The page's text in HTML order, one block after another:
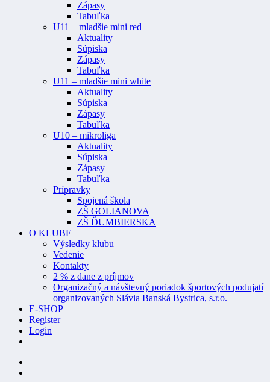
Zápasy
Tabuľka
U11 – mladšie mini red
Aktuality
Súpiska
Zápasy
Tabuľka
U11 – mladšie mini white
Aktuality
Súpiska
Zápasy
Tabuľka
U10 – mikroliga
Aktuality
Súpiska
Zápasy
Tabuľka
Prípravky
Spojená škola
ZŠ GOLIANOVA
ZŠ ĎUMBIERSKA
O KLUBE
Výsledky klubu
Vedenie
Kontakty
2 % z dane z príjmov
Organizačný a návštevný poriadok športových podujatí
organizovaných Slávia Banská Bystrica, s.r.o.
E-SHOP
Register
Login